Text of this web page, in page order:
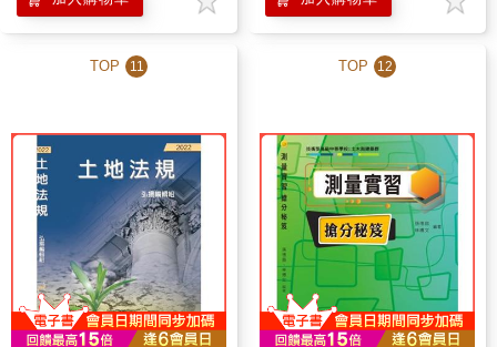
TOP 11 TOP 12